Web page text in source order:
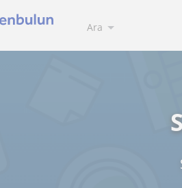
Ara